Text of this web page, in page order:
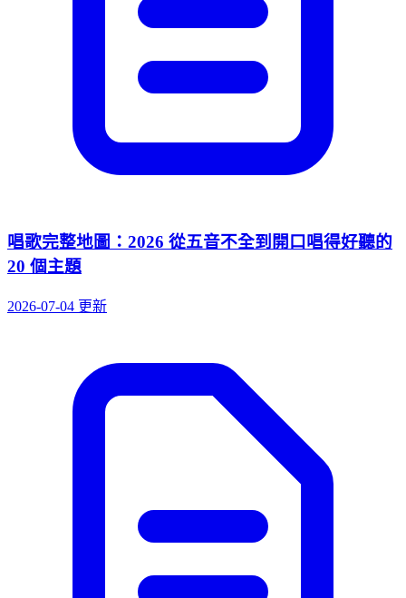
唱歌完整地圖：2026 從五音不全到開口唱得好聽的
20 個主題
2026-07-04 更新